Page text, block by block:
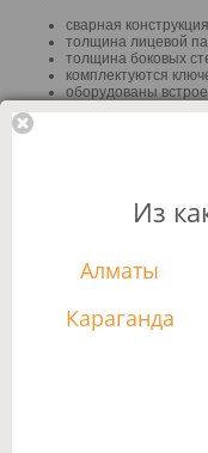
сварная
толщина лицевой
толщина боковых
комплектуются
оборудованы
155 360
Из
Алматы
Караганда